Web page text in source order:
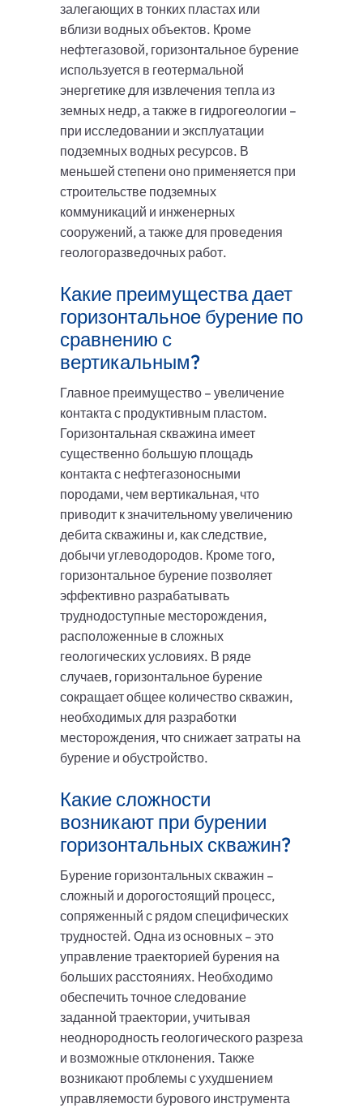
залегающих в тонких пластах или
вблизи водных объектов. Кроме
нефтегазовой, горизонтальное бурение
используется в геотермальной
энергетике для извлечения тепла из
земных недр, а также в гидрогеологии –
при исследовании и эксплуатации
подземных водных ресурсов. В
меньшей степени оно применяется при
строительстве подземных
коммуникаций и инженерных
сооружений, а также для проведения
геологоразведочных работ.
Какие преимущества дает
горизонтальное бурение по
сравнению с
вертикальным?
Главное преимущество – увеличение
контакта с продуктивным пластом.
Горизонтальная скважина имеет
существенно большую площадь
контакта с нефтегазоносными
породами, чем вертикальная, что
приводит к значительному увеличению
дебита скважины и, как следствие,
добычи углеводородов. Кроме того,
горизонтальное бурение позволяет
эффективно разрабатывать
труднодоступные месторождения,
расположенные в сложных
геологических условиях. В ряде
случаев, горизонтальное бурение
сокращает общее количество скважин,
необходимых для разработки
месторождения, что снижает затраты на
бурение и обустройство.
Какие сложности
возникают при бурении
горизонтальных скважин?
Бурение горизонтальных скважин –
сложный и дорогостоящий процесс,
сопряженный с рядом специфических
трудностей. Одна из основных – это
управление траекторией бурения на
больших расстояниях. Необходимо
обеспечить точное следование
заданной траектории, учитывая
неоднородность геологического разреза
и возможные отклонения. Также
возникают проблемы с ухудшением
управляемости бурового инструмента